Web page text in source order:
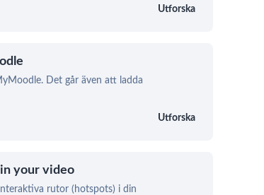
Utforska
Det går även att ladda
Utforska
your video
rutor (hotspots) i din